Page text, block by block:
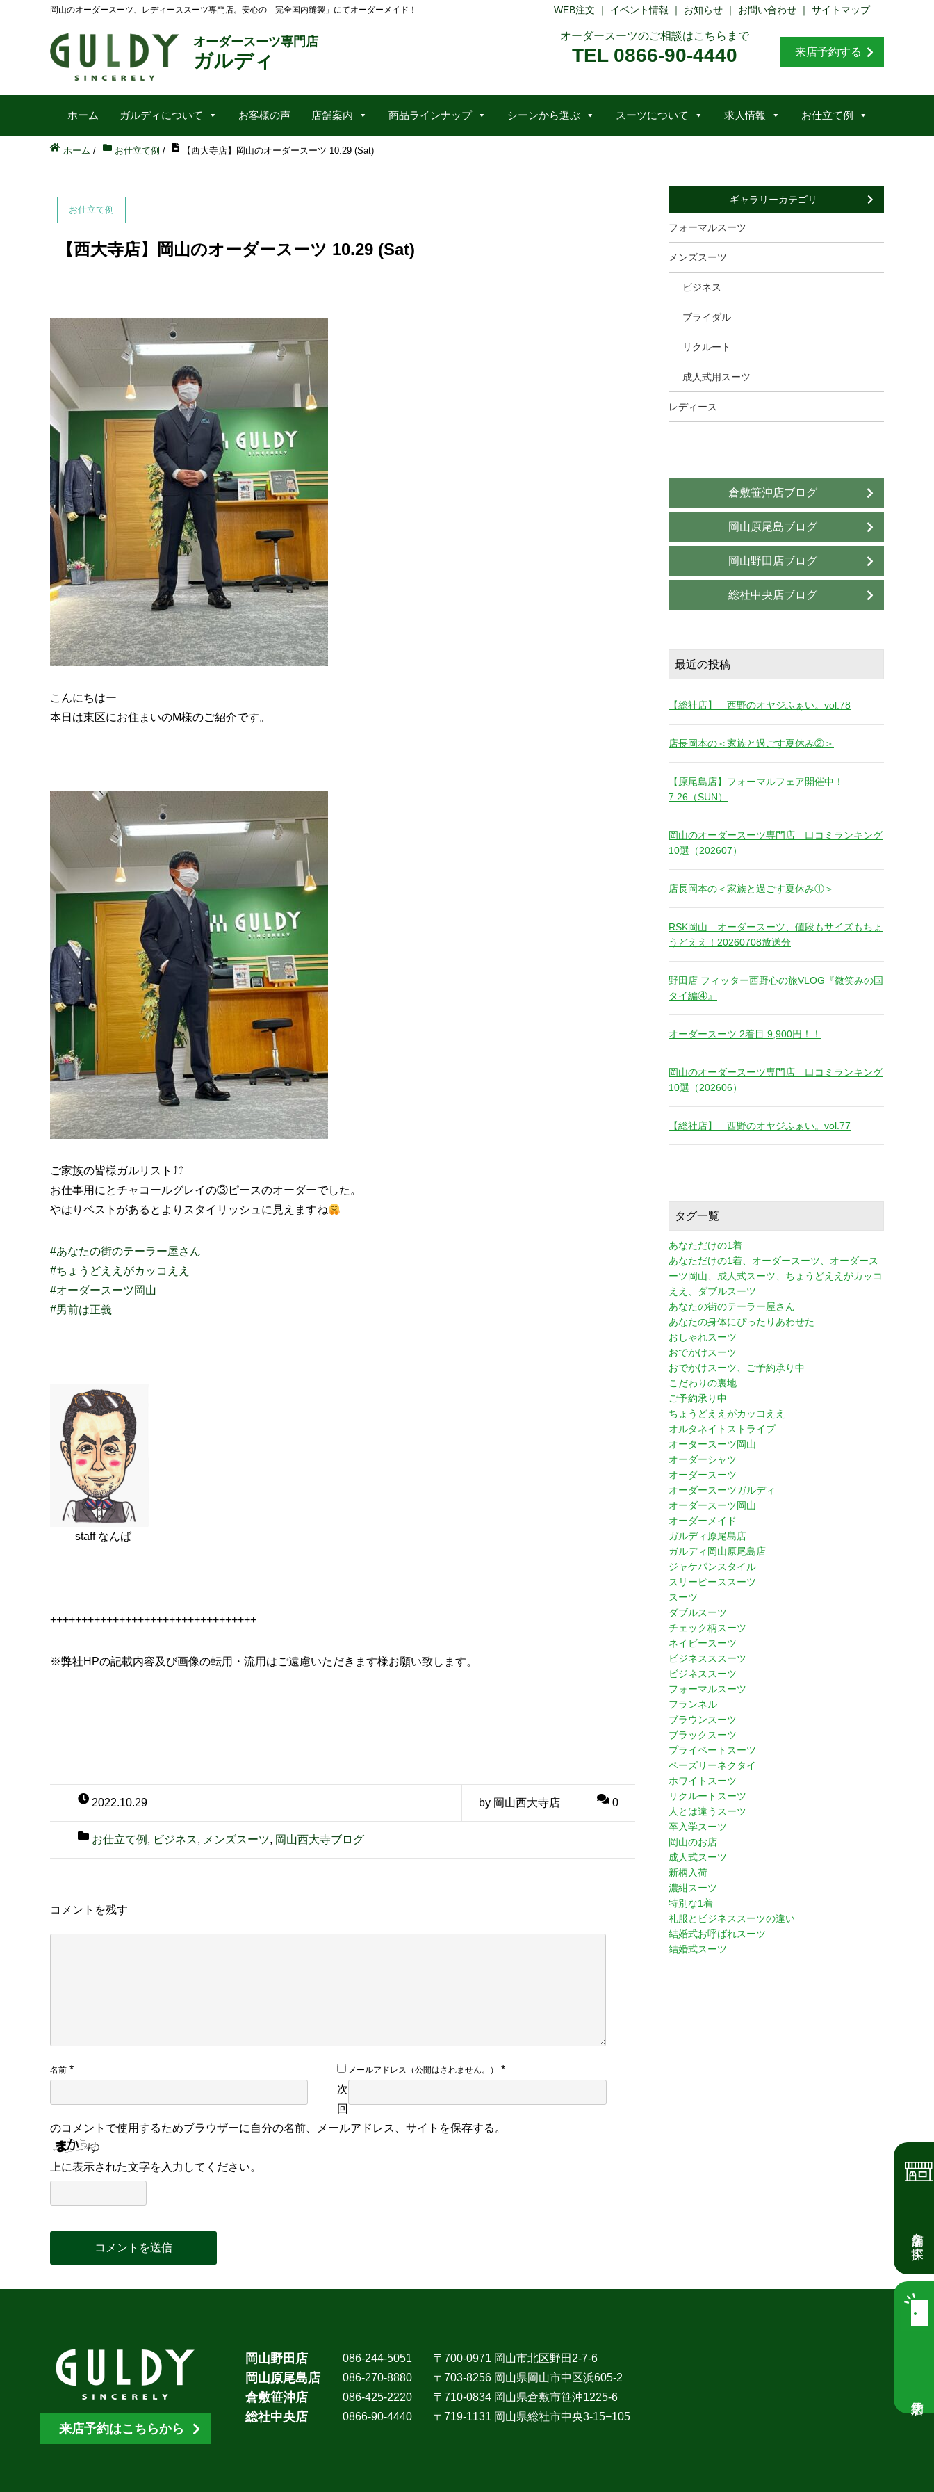
店舗を探す
岡山のオーダースーツ、レディーススーツ専門店。安心の「完全国内縫製」にてオーダーメイド！ WEB注文 ｜ イベント情報 ｜ お知らせ ｜ お問い合わせ ｜ サイトマップ
オーダースーツ専門店
ガルディ
オーダースーツのご相談はこちらまで
TEL 0866-90-4440 来店予約する
ホーム ガルディについて お客様の声 店舗案内 商品ラインナップ シーンから選ぶ スーツについて 求人情報 お仕立て例
ホーム / お仕立て例 / 【西大寺店】岡山のオーダースーツ 10.29 (Sat)
お仕立て例
【西大寺店】岡山のオーダースーツ 10.29 (Sat)
こんにちはー
本日は東区にお住まいのM様のご紹介です。
ご家族の皆様ガルリスト⤴︎⤴︎
お仕事用にとチャコールグレイの③ピースのオーダーでした。
やはりベストがあるとよりスタイリッシュに見えますね
#あなたの街のテーラー屋さん
#ちょうどええがカッコええ
#オーダースーツ岡山
#男前は正義
staff なんば
+++++++++++++++++++++++++++++++++
※弊社HPの記載内容及び画像の転用・流用はご遠慮いただきます様お願い致します。
2022.10.29 by 岡山西大寺店 0
お仕立て例 , ビジネス, メンズスーツ, 岡山西大寺ブログ
コメントを残す
名前 * メールアドレス（公開はされません。）
*
次
回
のコメントで使用するためブラウザーに自分の名前、メールアドレス、サイトを保存する。
上に表示された文字を入力してください。
ギャラリーカテゴリ
フォーマルスーツ
メンズスーツ
ビジネス
ブライダル
リクルート
成人式用スーツ
レディース
倉敷笹沖店ブログ
岡山原尾島ブログ
岡山野田店ブログ
総社中央店ブログ
最近の投稿
【総社店】 西野のオヤジふぁい。vol.78
店長岡本の＜家族と過ごす夏休み②＞
【原尾島店】フォーマルフェア開催中！
7.26（SUN）
岡山のオーダースーツ専門店 口コミランキング
10選（202607）
店長岡本の＜家族と過ごす夏休み①＞
RSK岡山 オーダースーツ、値段もサイズもちょ
うどええ！20260708放送分
野田店 フィッター西野心の旅VLOG『微笑みの国
タイ編④』
オーダースーツ 2着目 9,900円！！
岡山のオーダースーツ専門店 口コミランキング
10選（202606）
【総社店】 西野のオヤジふぁい。vol.77
タグ一覧
あなただけの1着
あなただけの1着、オーダースーツ、オーダース
ーツ岡山、成人式スーツ、ちょうどええがカッコ
ええ、ダブルスーツ
あなたの街のテーラー屋さん
あなたの身体にぴったりあわせた
おしゃれスーツ
おでかけスーツ
おでかけスーツ、ご予約承り中
こだわりの裏地
ご予約承り中
ちょうどええがカッコええ
オルタネイトストライプ
オータースーツ岡山
オーダーシャツ
オーダースーツ
オーダースーツガルディ
オーダースーツ岡山
オーダーメイド
ガルディ原尾島店
ガルディ岡山原尾島店
ジャケパンスタイル
スリーピーススーツ
スーツ
ダブルスーツ
チェック柄スーツ
ネイビースーツ
ビジネスススーツ
ビジネススーツ
フォーマルスーツ
フランネル
ブラウンスーツ
ブラックスーツ
プライベートスーツ
ペーズリーネクタイ
ホワイトスーツ
リクルートスーツ
人とは違うスーツ
卒入学スーツ
岡山のお店
成人式スーツ
新柄入荷
濃紺スーツ
特別な1着
礼服とビジネススーツの違い
結婚式お呼ばれスーツ
結婚式スーツ
来店予約はこちらから
岡山野田店 086-244-5051 〒700-0971 岡山市北区野田2-7-6
岡山原尾島店 086-270-8880 〒703-8256 岡山県岡山市中区浜605-2
倉敷笹沖店 086-425-2220 〒710-0834 岡山県倉敷市笹沖1225-6
総社中央店 0866-90-4440 〒719-1131 岡山県総社市中央3-15−105